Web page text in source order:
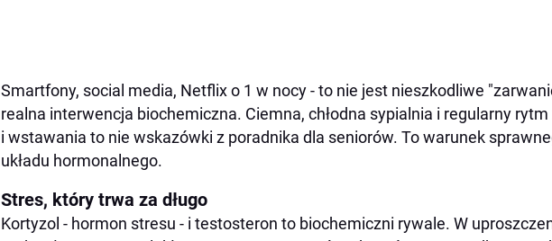
Smartfony, social media, Netflix o 1 w nocy - to nie jest nieszkodliwe
realna interwencja biochemiczna. Ciemna, chłodna sypialnia i regularny
i wstawania to nie wskazówki z poradnika dla seniorów. To warunek
układu hormonalnego.
Stres, który trwa za długo
Kortyzol - hormon stresu - i testosteron to biochemiczni rywale. W